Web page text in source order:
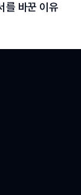
를 바꾼 이유